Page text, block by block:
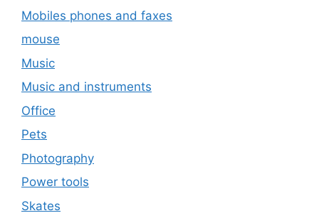
Mobiles phones and faxes
mouse
Music
Music and instruments
Office
Pets
Photography
Power tools
Skates